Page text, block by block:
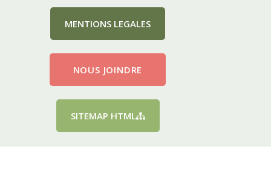
SITEMAP HTML
NOUS JOINDRE
MENTIONS LEGALES